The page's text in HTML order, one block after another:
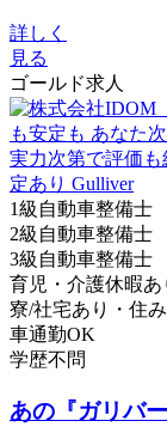
詳しく
見る
ゴールド求人
1級自動車整備士
2級自動車整備士
3級自動車整備士
育児・介護休暇あ
寮/社宅あり・住
車通勤OK
学歴不問
あの『ガリバ